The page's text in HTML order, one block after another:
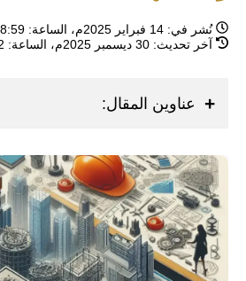
نُشر في: 14 فبراير 2025م، الساعة: 08:59م (GMT+3)
آخر تحديث: 30 ديسمبر 2025م، الساعة: 03:42ص (GMT+3)
عناوين المقال: